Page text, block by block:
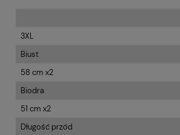
3XL
Biust
58 cm x2
Biodra
51 cm x2
Długość przód